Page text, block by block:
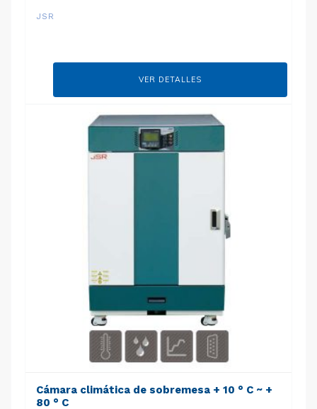
JSR
VER DETALLES
Cámara climática de sobremesa + 10 ° C ~ +
80 ° C